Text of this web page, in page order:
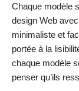
Chaque modèle
design Web
minimaliste et
portée à la
chaque modèle
penser qu’ils